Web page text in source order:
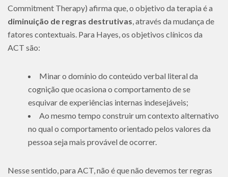
Commitment Therapy) afirma que, o objetivo da terapia é a
diminuição de regras destrutivas, através da mudança de
fatores contextuais. Para Hayes, os objetivos clínicos da
ACT são:
Minar o domínio do conteúdo verbal literal da
cognição que ocasiona o comportamento de se
esquivar de experiências internas indesejáveis;
Ao mesmo tempo construir um contexto alternativo
no qual o comportamento orientado pelos valores da
pessoa seja mais provável de ocorrer.
Nesse sentido, para ACT, não é que não devemos ter regras